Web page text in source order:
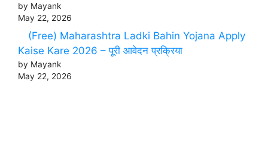
by Mayank
May 22, 2026
(Free) Maharashtra Ladki Bahin Yojana Apply
Kaise Kare 2026 – पूरी आवेदन प्रक्रिया
by Mayank
May 22, 2026